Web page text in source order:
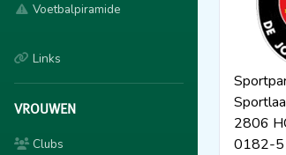
Voetbalpiramide
Links
VROUWEN
Clubs
2806
0182-